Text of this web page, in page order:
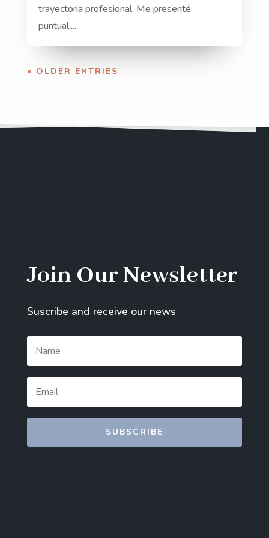
trayectoria profesional. Me presenté
puntual,...
« OLDER ENTRIES
Join Our Newsletter
Suscribe and receive our news
SUBSCRIBE